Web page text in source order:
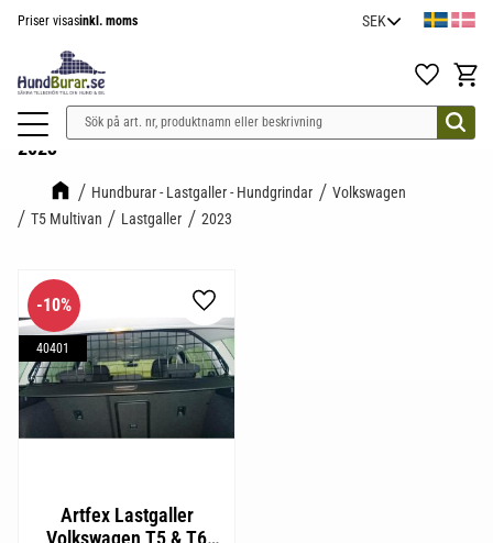
Priser visasinkl. moms
Favoriter
2023
Hundburar - Lastgaller - Hundgrindar
Volkswagen
T5 Multivan
Lastgaller 2023
Artfex Lastgaller
Volkswagen T5 & T6
10%
40401
Lägg till i favoriter